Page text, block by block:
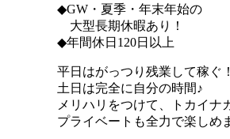
◆GW・夏季・年末年始の
大型長期休暇あり！
◆年間休日120日以上
平日はがっつり残業して稼ぐ！
土日は完全に自分の時間♪
メリハリをつけて、トカイナ
プライベートも全力で楽しめ